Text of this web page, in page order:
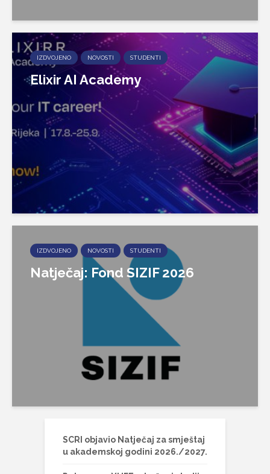
IZDVOJENO NOVOSTI STUDENTI
Elixir AI Academy
IZDVOJENO NOVOSTI STUDENTI
Natječaj: Fond SIZIF 2026
SCRI objavio Natječaj za smještaj
u akademskoj godini 2026./2027.